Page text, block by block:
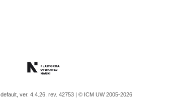
default, ver. 4.4.26, rev. 42753 | © ICM UW 2005-2026